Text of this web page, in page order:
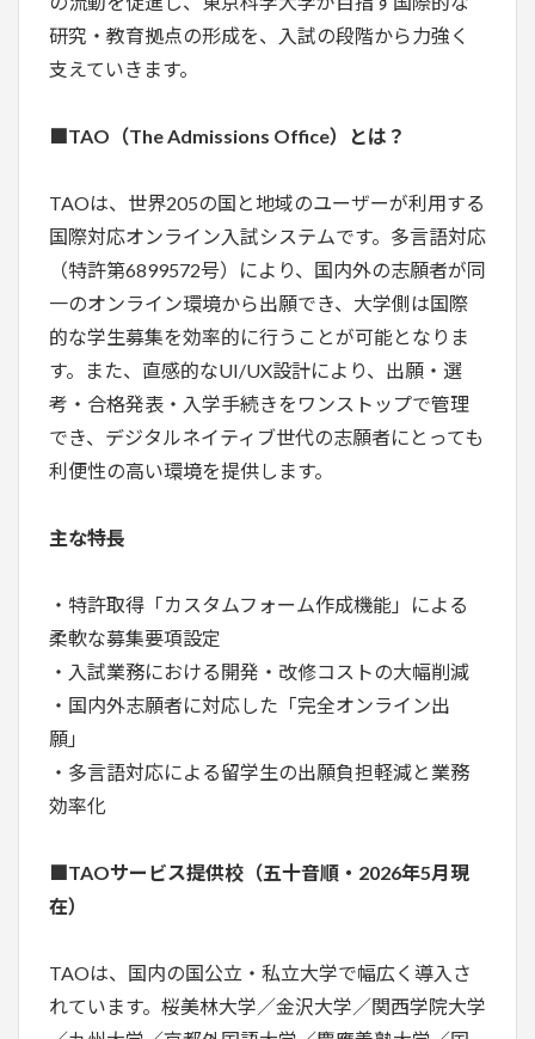
研究・教育拠点の形成を、入試の段階から力強く
支えていきます。
■TAO（The Admissions Office）とは？
TAOは、世界205の国と地域のユーザーが利用する
国際対応オンライン入試システムです。多言語対応
（特許第6899572号）により、国内外の志願者が同
一のオンライン環境から出願でき、大学側は国際
的な学生募集を効率的に行うことが可能となりま
す。また、直感的なUI/UX設計により、出願・選
考・合格発表・入学手続きをワンストップで管理
でき、デジタルネイティブ世代の志願者にとっても
利便性の高い環境を提供します。
主な特長
・特許取得「カスタムフォーム作成機能」による
柔軟な募集要項設定
・入試業務における開発・改修コストの大幅削減
・国内外志願者に対応した「完全オンライン出
願」
・多言語対応による留学生の出願負担軽減と業務
効率化
■TAOサービス提供校（五十音順・2026年5月現
在）
TAOは、国内の国公立・私立大学で幅広く導入さ
れています。桜美林大学／金沢大学／関西学院大学